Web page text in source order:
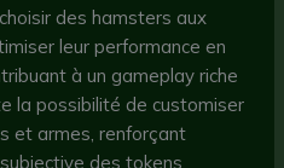
des hamsters aux
leur performance en
à un gameplay riche
la possibilité de customiser
et armes, renforçant
des tokens